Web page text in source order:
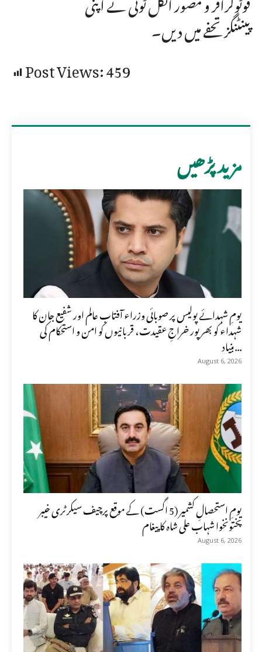
پینٹنگز تحفے میں دیں۔
Post Views:459
مزید پڑھیں
یومِ شہدائے پولیس پر صوبائی وزراء آفتاب عالم اور شفیع جان کا
شہداء کو بھرپور خراجِ عقیدت، قربانیوں کو امن و استحکام کی
بنیاد...
August 6, 2026
یومِ استحصالِ کشمیر (5 اگست) کے موقع پرچیف سیکرٹری خیبر
پختونخوا شہاب علی شاہ کا پیغام
August 6, 2026